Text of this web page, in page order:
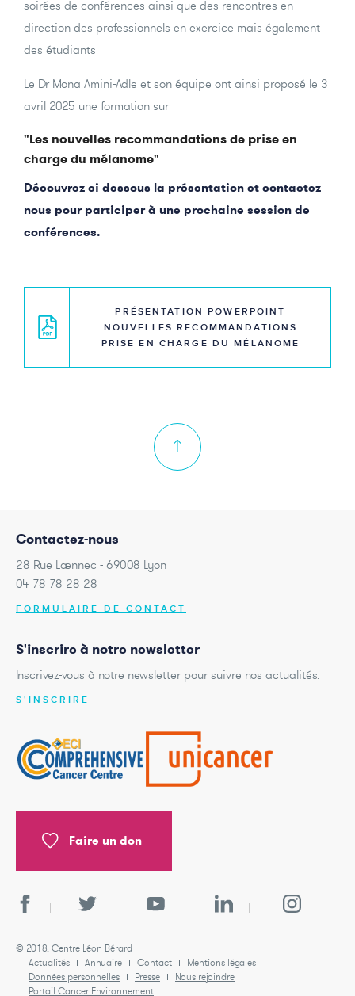
soirées de conférences ainsi que des rencontres en
direction des professionnels en exercice mais également
des étudiants
Le Dr Mona Amini-Adle et son équipe ont ainsi proposé le 3
avril 2025 une formation sur
"Les nouvelles recommandations de prise en
charge du mélanome"
Découvrez ci dessous la présentation et contactez
nous pour participer à une prochaine session de
conférences.
PRÉSENTATION POWERPOINT
NOUVELLES RECOMMANDATIONS
PRISE EN CHARGE DU MÉLANOME
Contactez-nous
28 Rue Laennec - 69008 Lyon
04 78 78 28 28
FORMULAIRE DE CONTACT
S'inscrire à notre newsletter
Inscrivez-vous à notre newsletter pour suivre nos actualités.
S'INSCRIRE
Faire un don
© 2018, Centre Léon Bérard
Actualités
Annuaire Contact
Mentions légales
Données personnelles
Presse
Nous rejoindre
Portail Cancer Environnement